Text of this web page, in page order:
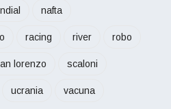
nafta
racing river robo
lorenzo scaloni
ucrania vacuna